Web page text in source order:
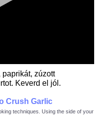
zúzott
Keverd el jól.
Crush Garlic
techniques. Using the side of your